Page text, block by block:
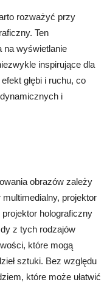
rozważyć przy
Ten
na wyświetlanie
inspirujące dla
głębi i ruchu, co
i
obrazów zależy
projektor
holograficzny
z tych rodzajów
które mogą
sztuki. Bez względu
które może ułatwić